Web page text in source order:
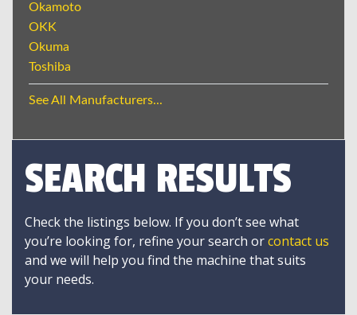
Okamoto
OKK
Okuma
Toshiba
See All Manufacturers...
SEARCH RESULTS
Check the listings below. If you don’t see what
you’re looking for, refine your search orcontact us
and we will help you find the machine that suits
your needs.